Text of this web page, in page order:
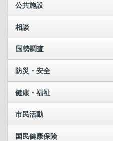
公共施設
相談
国勢調査
防災・安全
健康・福祉
市民活動
国民健康保険